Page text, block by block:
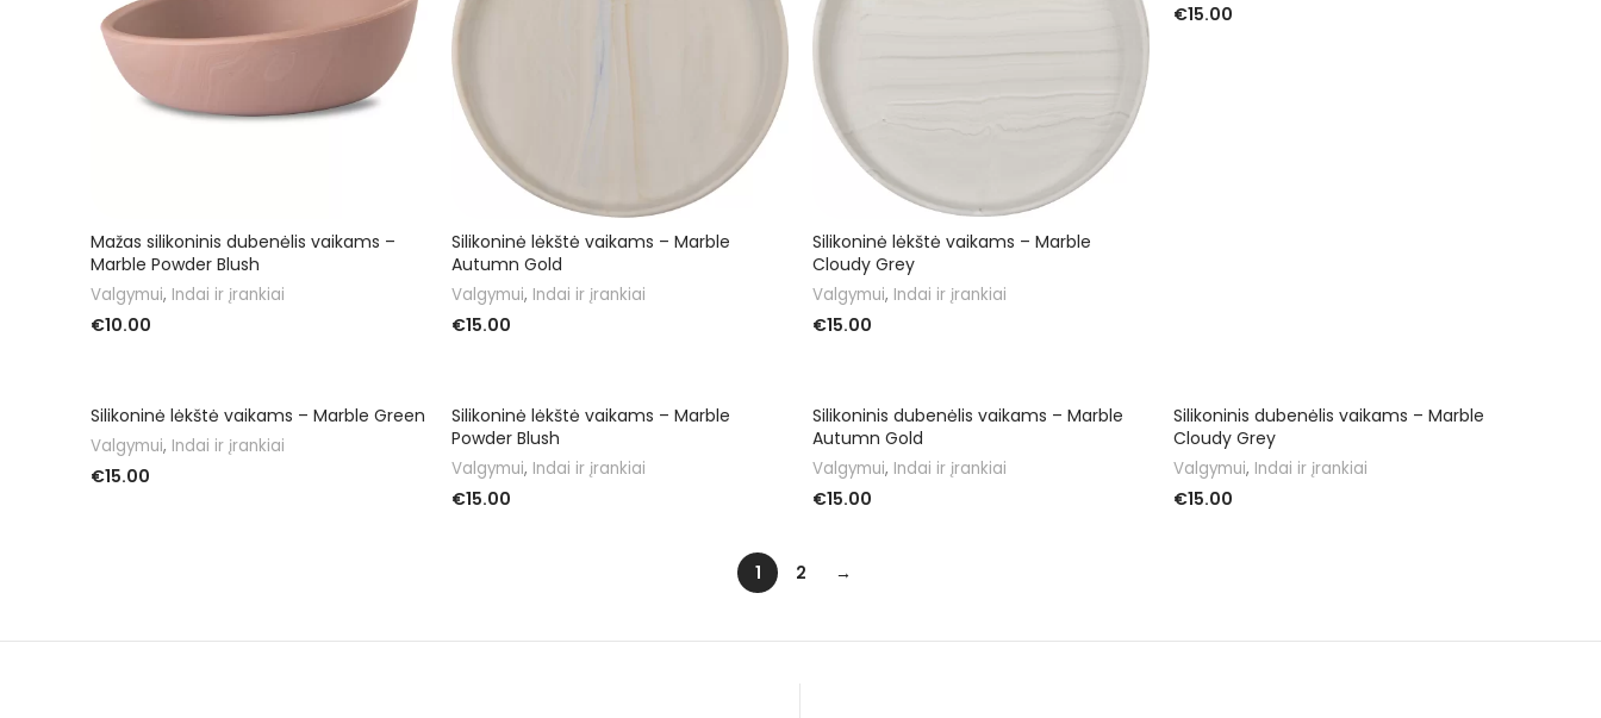
Mažas silikoninis dubenėlis vaikams –
Marble Powder Blush
Valgymui, Indai ir įrankiai
€10.00
Silikoninė lėkštė vaikams – Marble
Autumn Gold
Valgymui, Indai ir įrankiai
€15.00
Silikoninė lėkštė vaikams – Marble
Cloudy Grey
Valgymui, Indai ir įrankiai
€15.00
€15.00
Silikoninė lėkštė vaikams – Marble Green
Valgymui, Indai ir įrankiai
€15.00
IŠPARDUOTA
Silikoninė lėkštė vaikams – Marble
Powder Blush
Valgymui, Indai ir įrankiai
€15.00
Silikoninis dubenėlis vaikams – Marble
Autumn Gold
Valgymui, Indai ir įrankiai
€15.00
IŠPARDUOTA
Silikoninis dubenėlis vaikams – Marble
Cloudy Grey
Valgymui, Indai ir įrankiai
€15.00
1 2 →